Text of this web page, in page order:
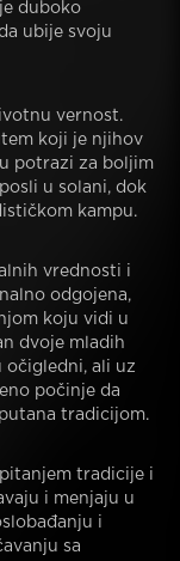
duboko
ubije svoju
vernost.
koji je njihov
potrazi za boljim
u solani, dok
kampu.
vrednosti i
odgojena,
koju vidi u
dvoje mladih
očigledni, ali uz
počinje da
tradicijom.
tradicije i
i menjaju u
i
sa